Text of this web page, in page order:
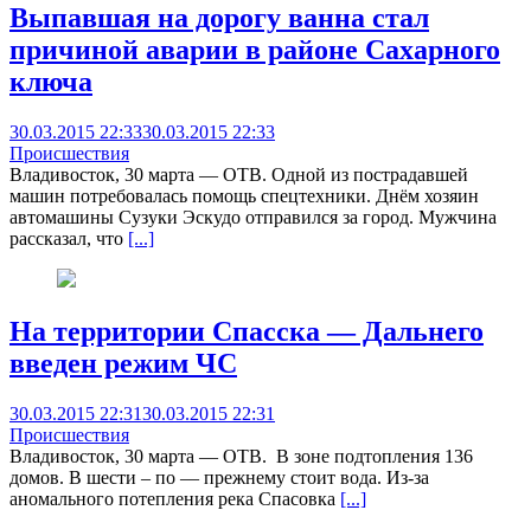
Выпавшая на дорогу ванна стал
причиной аварии в районе Сахарного
ключа
30.03.2015 22:3330.03.2015 22:33
Происшествия
Владивосток, 30 марта — ОТВ. Одной из пострадавшей
машин потребовалась помощь спецтехники. Днём хозяин
автомашины Сузуки Эскудо отправился за город. Мужчина
рассказал, что [...]
На территории Спасска — Дальнего
введен режим ЧС
30.03.2015 22:3130.03.2015 22:31
Происшествия
Владивосток, 30 марта — ОТВ. В зоне подтопления 136
домов. В шести – по — прежнему стоит вода. Из-за
аномального потепления река Спасовка [...]